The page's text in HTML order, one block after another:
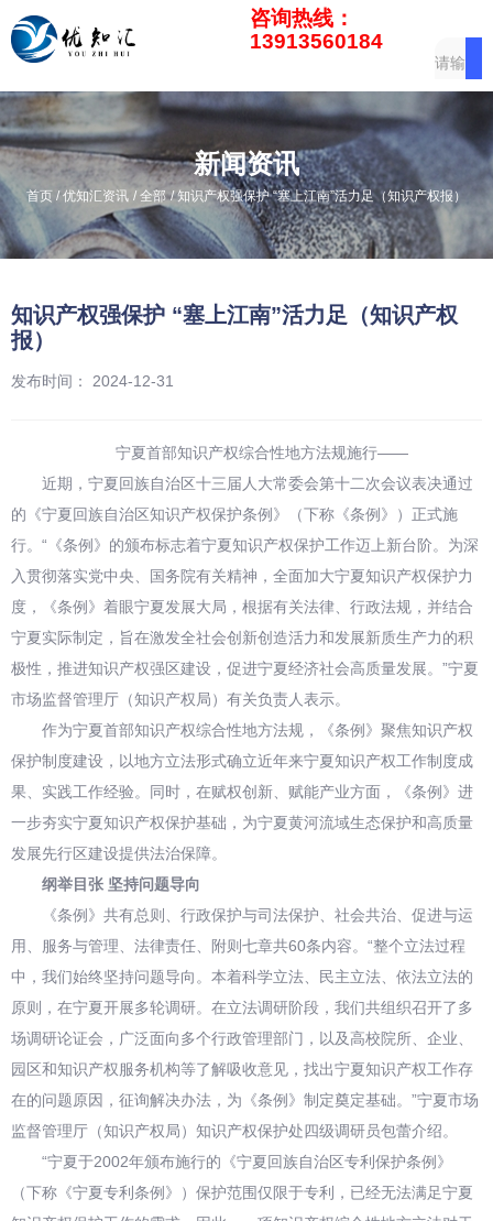
咨询热线：
13913560184
新闻资讯
首页 /优知汇资讯 / 全部 /知识产权强保护 “塞上江南”活力足（知识产权报）
知识产权强保护 “塞上江南”活力足（知识产权
报）
发布时间： 2024-12-31
宁夏首部知识产权综合性地方法规施行——
近期，宁夏回族自治区十三届人大常委会第十二次会议表决通过
的《宁夏回族自治区知识产权保护条例》（下称《条例》）正式施
行。“《条例》的颁布标志着宁夏知识产权保护工作迈上新台阶。为深
入贯彻落实党中央、国务院有关精神，全面加大宁夏知识产权保护力
度，《条例》着眼宁夏发展大局，根据有关法律、行政法规，并结合
宁夏实际制定，旨在激发全社会创新创造活力和发展新质生产力的积
极性，推进知识产权强区建设，促进宁夏经济社会高质量发展。”宁夏
市场监督管理厅（知识产权局）有关负责人表示。
作为宁夏首部知识产权综合性地方法规，《条例》聚焦知识产权
保护制度建设，以地方立法形式确立近年来宁夏知识产权工作制度成
果、实践工作经验。同时，在赋权创新、赋能产业方面，《条例》进
一步夯实宁夏知识产权保护基础，为宁夏黄河流域生态保护和高质量
发展先行区建设提供法治保障。
纲举目张 坚持问题导向
《条例》共有总则、行政保护与司法保护、社会共治、促进与运
用、服务与管理、法律责任、附则七章共60条内容。“整个立法过程
中，我们始终坚持问题导向。本着科学立法、民主立法、依法立法的
原则，在宁夏开展多轮调研。在立法调研阶段，我们共组织召开了多
场调研论证会，广泛面向多个行政管理部门，以及高校院所、企业、
园区和知识产权服务机构等了解吸收意见，找出宁夏知识产权工作存
在的问题原因，征询解决办法，为《条例》制定奠定基础。”宁夏市场
监督管理厅（知识产权局）知识产权保护处四级调研员包蕾介绍。
“宁夏于2002年颁布施行的《宁夏回族自治区专利保护条例》
（下称《宁夏专利条例》）保护范围仅限于专利，已经无法满足宁夏